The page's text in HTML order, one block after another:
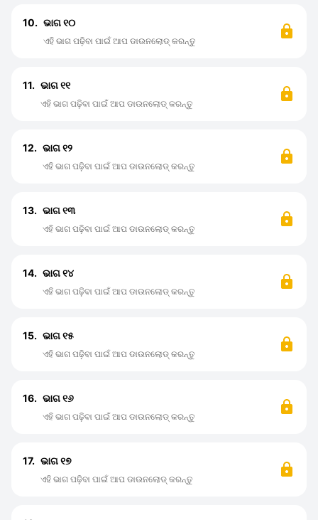
10. ଭାଗ ୧୦
ଏହି ଭାଗ ପଢ଼ିବା ପାଇଁ ଆପ ଡାଉନଲୋଡ୍ କରନ୍ତୁ
11. ଭାଗ ୧୧
ଏହି ଭାଗ ପଢ଼ିବା ପାଇଁ ଆପ ଡାଉନଲୋଡ୍ କରନ୍ତୁ
12. ଭାଗ ୧୨
ଏହି ଭାଗ ପଢ଼ିବା ପାଇଁ ଆପ ଡାଉନଲୋଡ୍ କରନ୍ତୁ
13. ଭାଗ ୧୩
ଏହି ଭାଗ ପଢ଼ିବା ପାଇଁ ଆପ ଡାଉନଲୋଡ୍ କରନ୍ତୁ
14. ଭାଗ ୧୪
ଏହି ଭାଗ ପଢ଼ିବା ପାଇଁ ଆପ ଡାଉନଲୋଡ୍ କରନ୍ତୁ
15. ଭାଗ ୧୫
ଏହି ଭାଗ ପଢ଼ିବା ପାଇଁ ଆପ ଡାଉନଲୋଡ୍ କରନ୍ତୁ
16. ଭାଗ ୧୬
ଏହି ଭାଗ ପଢ଼ିବା ପାଇଁ ଆପ ଡାଉନଲୋଡ୍ କରନ୍ତୁ
17. ଭାଗ ୧୭
ଏହି ଭାଗ ପଢ଼ିବା ପାଇଁ ଆପ ଡାଉନଲୋଡ୍ କରନ୍ତୁ